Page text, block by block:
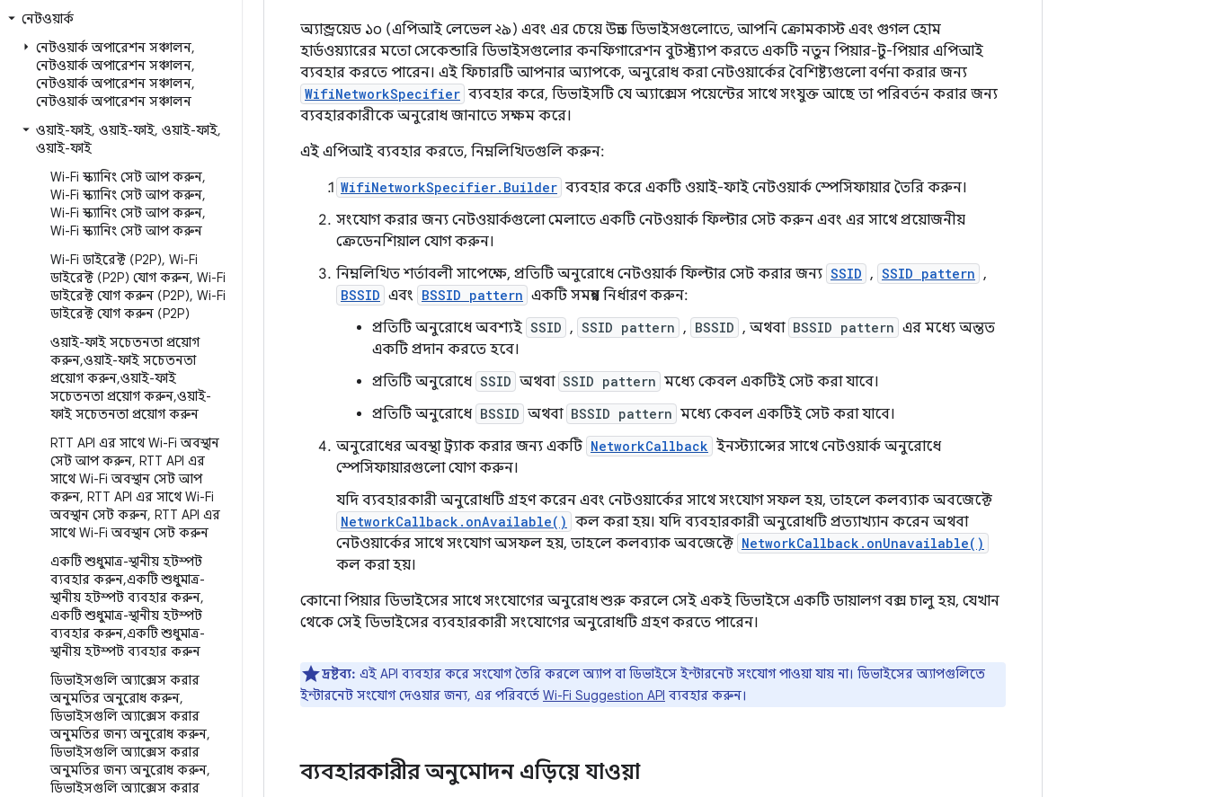
নেটওয়ার্ক
নেটওয়ার্ক অপারেশন সঞ্চালন,
নেটওয়ার্ক অপারেশন সঞ্চালন,
নেটওয়ার্ক অপারেশন সঞ্চালন,
নেটওয়ার্ক অপারেশন সঞ্চালন
ওয়াই-ফাই, ওয়াই-ফাই, ওয়াই-ফাই,
ওয়াই-ফাই
Wi-Fi স্ক্যানিং সেট আপ করুন,
Wi-Fi স্ক্যানিং সেট আপ করুন,
Wi-Fi স্ক্যানিং সেট আপ করুন,
Wi-Fi স্ক্যানিং সেট আপ করুন
Wi-Fi ডাইরেক্ট (P2P), Wi-Fi
ডাইরেক্ট (P2P) যোগ করুন, Wi-Fi
ডাইরেক্ট যোগ করুন (P2P), Wi-Fi
ডাইরেক্ট যোগ করুন (P2P)
ওয়াই-ফাই সচেতনতা প্রয়োগ
করুন,ওয়াই-ফাই সচেতনতা
প্রয়োগ করুন,ওয়াই-ফাই
সচেতনতা প্রয়োগ করুন,ওয়াই-
ফাই সচেতনতা প্রয়োগ করুন
RTT API এর সাথে Wi-Fi অবস্থান
সেট আপ করুন, RTT API এর
সাথে Wi-Fi অবস্থান সেট আপ
করুন, RTT API এর সাথে Wi-Fi
অবস্থান সেট করুন, RTT API এর
সাথে Wi-Fi অবস্থান সেট করুন
একটি শুধুমাত্র-স্থানীয় হটস্পট
ব্যবহার করুন,একটি শুধুমাত্র-
স্থানীয় হটস্পট ব্যবহার করুন,
একটি শুধুমাত্র-স্থানীয় হটস্পট
ব্যবহার করুন,একটি শুধুমাত্র-
স্থানীয় হটস্পট ব্যবহার করুন
ডিভাইসগুলি অ্যাক্সেস করার
অনুমতির অনুরোধ করুন,
ডিভাইসগুলি অ্যাক্সেস করার
অনুমতির জন্য অনুরোধ করুন,
ডিভাইসগুলি অ্যাক্সেস করার
অনুমতির জন্য অনুরোধ করুন,
ডিভাইসগুলি অ্যাক্সেস করার
অ্যান্ড্রয়েড ১০ (এপিআই লেভেল ২৯) এবং এর চেয়ে উন্নত ডিভাইসগুলোতে, আপনি ক্রোমকাস্ট এবং গুগল হোম
হার্ডওয়্যারের মতো সেকেন্ডারি ডিভাইসগুলোর কনফিগারেশন বুটস্ট্র্যাপ করতে একটি নতুন পিয়ার-টু-পিয়ার এপিআই
ব্যবহার করতে পারেন। এই ফিচারটি আপনার অ্যাপকে, অনুরোধ করা নেটওয়ার্কের বৈশিষ্ট্যগুলো বর্ণনা করার জন্য
WifiNetworkSpecifier ব্যবহার করে, ডিভাইসটি যে অ্যাক্সেস পয়েন্টের সাথে সংযুক্ত আছে তা পরিবর্তন করার জন্য
ব্যবহারকারীকে অনুরোধ জানাতে সক্ষম করে।
এই এপিআই ব্যবহার করতে, নিম্নলিখিতগুলি করুন:
WifiNetworkSpecifier.Builder ব্যবহার করে একটি ওয়াই-ফাই নেটওয়ার্ক স্পেসিফায়ার তৈরি করুন।
সংযোগ করার জন্য নেটওয়ার্কগুলো মেলাতে একটি নেটওয়ার্ক ফিল্টার সেট করুন এবং এর সাথে প্রয়োজনীয়
ক্রেডেনশিয়াল যোগ করুন।
নিম্নলিখিত শর্তাবলী সাপেক্ষে, প্রতিটি অনুরোধে নেটওয়ার্ক ফিল্টার সেট করার জন্য SSID , SSID pattern ,
BSSID এবং BSSID pattern একটি সমন্বয় নির্ধারণ করুন:
প্রতিটি অনুরোধে অবশ্যই SSID , SSID pattern , BSSID , অথবা BSSID pattern এর মধ্যে অন্তত
একটি প্রদান করতে হবে।
প্রতিটি অনুরোধে SSID অথবা SSID pattern মধ্যে কেবল একটিই সেট করা যাবে।
প্রতিটি অনুরোধে BSSID অথবা BSSID pattern মধ্যে কেবল একটিই সেট করা যাবে।
অনুরোধের অবস্থা ট্র্যাক করার জন্য একটি NetworkCallback ইনস্ট্যান্সের সাথে নেটওয়ার্ক অনুরোধে
স্পেসিফায়ারগুলো যোগ করুন।
যদি ব্যবহারকারী অনুরোধটি গ্রহণ করেন এবং নেটওয়ার্কের সাথে সংযোগ সফল হয়, তাহলে কলব্যাক অবজেক্টে
NetworkCallback.onAvailable() কল করা হয়। যদি ব্যবহারকারী অনুরোধটি প্রত্যাখ্যান করেন অথবা
নেটওয়ার্কের সাথে সংযোগ অসফল হয়, তাহলে কলব্যাক অবজেক্টে NetworkCallback.onUnavailable()
কল করা হয়।
কোনো পিয়ার ডিভাইসের সাথে সংযোগের অনুরোধ শুরু করলে সেই একই ডিভাইসে একটি ডায়ালগ বক্স চালু হয়, যেখান
থেকে সেই ডিভাইসের ব্যবহারকারী সংযোগের অনুরোধটি গ্রহণ করতে পারেন।
দ্রষ্টব্য: এই API ব্যবহার করে সংযোগ তৈরি করলে অ্যাপ বা ডিভাইসে ইন্টারনেট সংযোগ পাওয়া যায় না। ডিভাইসের অ্যাপগুলিতে
ইন্টারনেট সংযোগ দেওয়ার জন্য, এর পরিবর্তে Wi-Fi Suggestion API ব্যবহার করুন।
ব্যবহারকারীর অনুমোদন এড়িয়ে যাওয়া